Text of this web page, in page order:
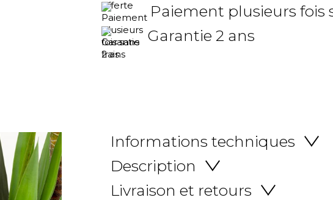
Paiement plusieurs fois
Garantie 2 ans
Informations techniques
Description
Livraison et retours